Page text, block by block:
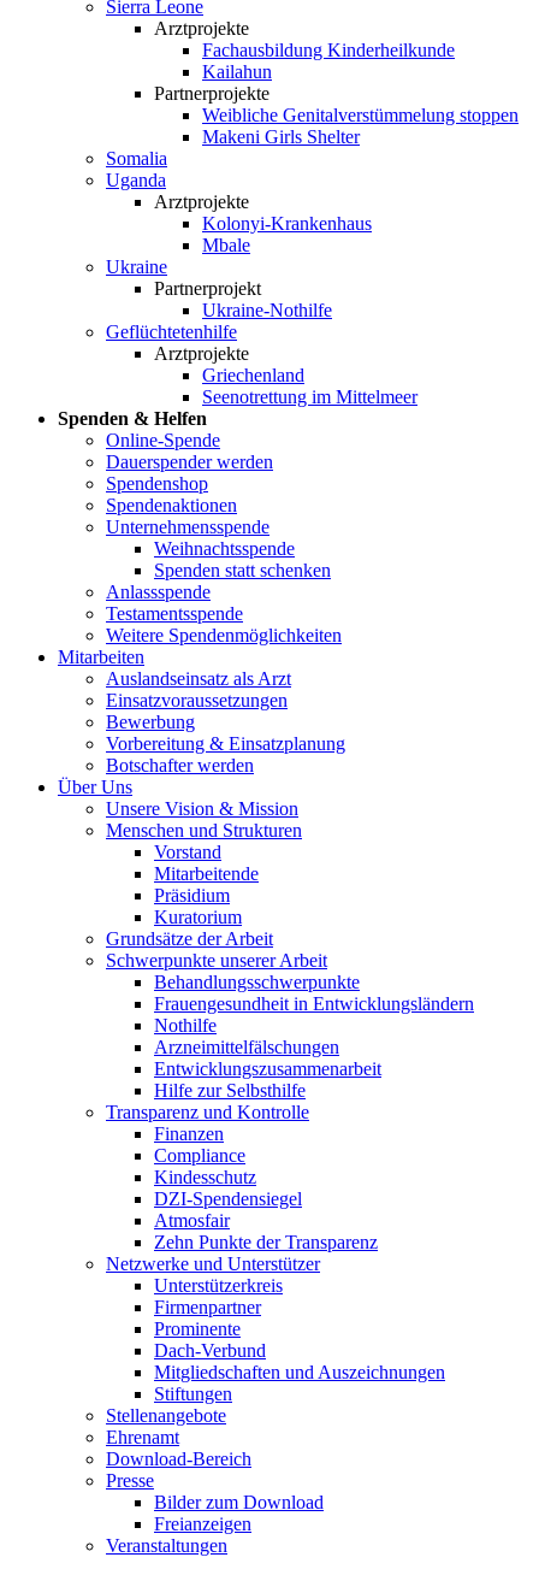
Sierra Leone
Arztprojekte
Fachausbildung Kinderheilkunde
Kailahun
Partnerprojekte
Weibliche Genital­verstümmelung stoppen
Makeni Girls Shelter
Somalia
Uganda
Arztprojekte
Kolonyi-Krankenhaus
Mbale
Ukraine
Partnerprojekt
Ukraine-Nothilfe
Geflüchtetenhilfe
Arztprojekte
Griechenland
Seenotrettung im Mittelmeer
Spenden & Helfen
Online-Spende
Dauerspender werden
Spendenshop
Spendenaktionen
Unternehmens­spende
Weihnachtsspende
Spenden statt schenken
Anlassspende
Testamentsspende
Weitere Spenden­möglichkeiten
Mitarbeiten
Auslandseinsatz als Arzt
Einsatzvoraussetzungen
Bewerbung
Vorbereitung & Einsatzplanung
Botschafter werden
Über Uns
Unsere Vision & Mission
Menschen und Strukturen
Vorstand
Mitarbeitende
Präsidium
Kuratorium
Grundsätze der Arbeit
Schwerpunkte unserer Arbeit
Behandlungs­schwerpunkte
Frauengesundheit in Entwicklungsländern
Nothilfe
Arzneimittel­fälschungen
Entwicklungs­zusammenarbeit
Hilfe zur Selbsthilfe
Transparenz und Kontrolle
Finanzen
Compliance
Kindesschutz
DZI-Spendensiegel
Atmosfair
Zehn Punkte der Transparenz
Netzwerke und Unterstützer
Unterstützerkreis
Firmenpartner
Prominente
Dach-Verbund
Mitgliedschaften und Auszeichnungen
Stiftungen
Stellenangebote
Ehrenamt
Download-Bereich
Presse
Bilder zum Download
Freianzeigen
Veranstaltungen